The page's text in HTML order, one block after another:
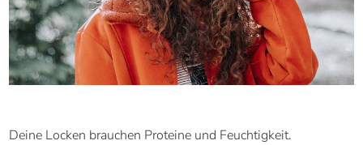
Deine Locken brauchen Proteine und Feuchtigkeit.